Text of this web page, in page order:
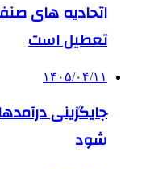
تعطیل است
۱۴۰۵/۰۴/۱۱
جایگزینی
شود